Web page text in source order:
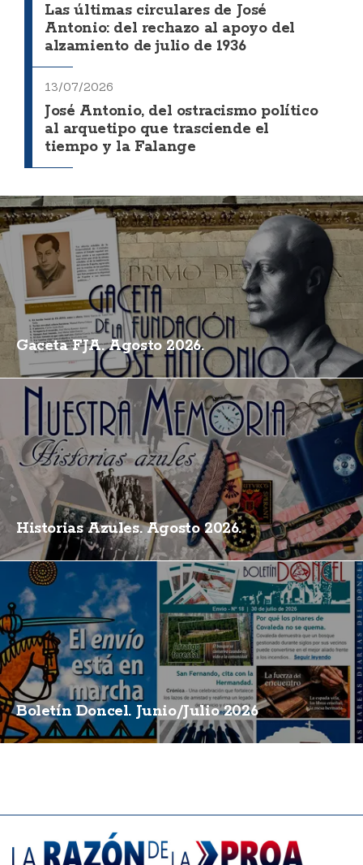
Las últimas circulares de José
Antonio: del rechazo al apoyo del
alzamiento de julio de 1936
13/07/2026
José Antonio, del ostracismo político
al arquetipo que trasciende el
tiempo y la Falange
Gaceta FJA. Agosto 2026.
Historias Azules. Agosto 2026.
Boletín Doncel. Junio/Julio 2026